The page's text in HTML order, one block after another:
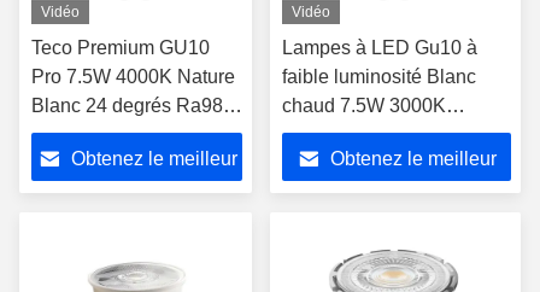
Vidéo
Teco Premium GU10
Pro 7.5W 4000K Nature
Blanc 24 degrés Ra98
230V ampoules à LED
atténuées
Obtenez le meilleur
Vidéo
Lampes à LED Gu10 à
faible luminosité Blanc
chaud 7.5W 3000K
36Degree Ra98 230V
Obtenez le meilleur